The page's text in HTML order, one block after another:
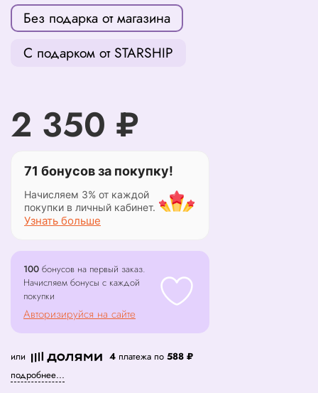
Без подарка от магазина
С подарком от STARSHIP
2 350 ₽
71 бонусов за покупку!
Начисляем 3% от каждой
покупки в личный кабинет.
Узнать больше
100 бонусов на первый заказ.
Начисляем бонусы с каждой
покупки
Авторизируйся на сайте
или 4 платежа по 588 ₽
подробнее...